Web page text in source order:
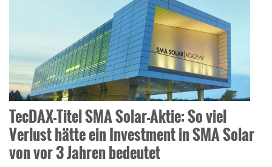
TecDAX-Titel SMA Solar-Aktie: So viel
Verlust hätte ein Investment in SMA Solar
von vor 3 Jahren bedeutet